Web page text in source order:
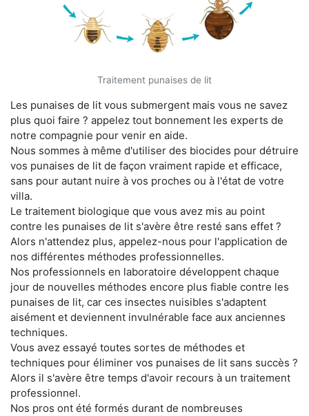
Traitement punaises de lit
Les punaises de lit vous submergent mais vous ne savez
plus quoi faire ? appelez tout bonnement les experts de
notre compagnie pour venir en aide.
Nous sommes à même d'utiliser des biocides pour détruire
vos punaises de lit de façon vraiment rapide et efficace,
sans pour autant nuire à vos proches ou à l'état de votre
villa.
Le traitement biologique que vous avez mis au point
contre les punaises de lit s'avère être resté sans effet ?
Alors n'attendez plus, appelez-nous pour l'application de
nos différentes méthodes professionnelles.
Nos professionnels en laboratoire développent chaque
jour de nouvelles méthodes encore plus fiable contre les
punaises de lit, car ces insectes nuisibles s'adaptent
aisément et deviennent invulnérable face aux anciennes
techniques.
Vous avez essayé toutes sortes de méthodes et
techniques pour éliminer vos punaises de lit sans succès ?
Alors il s'avère être temps d'avoir recours à un traitement
professionnel.
Nos pros ont été formés durant de nombreuses